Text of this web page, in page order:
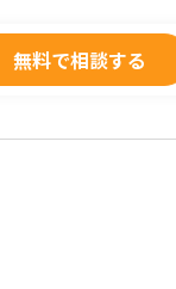
無料で相談する